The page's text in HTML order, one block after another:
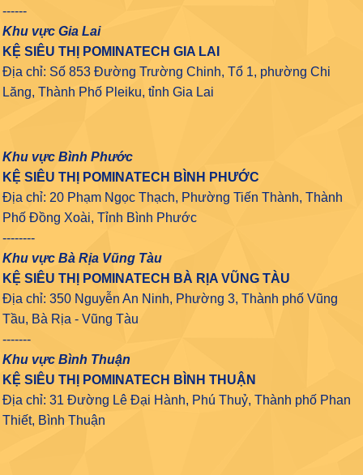
------
Khu vực Gia Lai
KỆ SIÊU THỊ POMINATECH GIA LAI
Địa chỉ: Số 853 Đường Trường Chinh, Tổ 1, phường Chi
Lăng, Thành Phố Pleiku, tỉnh Gia Lai
Khu vực Bình Phước
KỆ SIÊU THỊ POMINATECH BÌNH PHƯỚC
Địa chỉ: 20 Phạm Ngọc Thạch, Phường Tiến Thành, Thành
Phố Đồng Xoài, Tỉnh Bình Phước
--------
Khu vực Bà Rịa Vũng Tàu
KỆ SIÊU THỊ POMINATECH BÀ RỊA VŨNG TÀU
Địa chỉ: 350 Nguyễn An Ninh, Phường 3, Thành phố Vũng
Tầu, Bà Rịa - Vũng Tàu
-------
Khu vực Bình Thuận
KỆ SIÊU THỊ POMINATECH BÌNH THUẬN
Địa chỉ: 31 Đường Lê Đại Hành, Phú Thuỷ, Thành phố Phan
Thiết, Bình Thuận